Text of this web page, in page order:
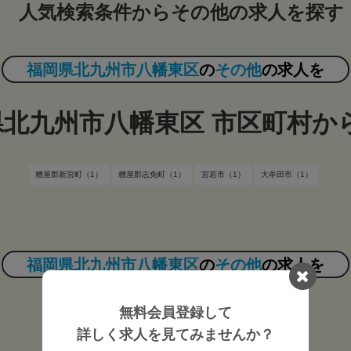
人気検索条件からその他の求人を探す
福岡県北九州市八幡東区のその他の求人を
九州市八幡東区 市区町村か
糟屋郡新宮町（1） 糟屋郡志免町（1） 宮若市（1） 大牟田市（1）
福岡県北九州市八幡東区のその他の求人を
雇用形態から探す
無料会員登録して
詳しく求人を見てみませんか？